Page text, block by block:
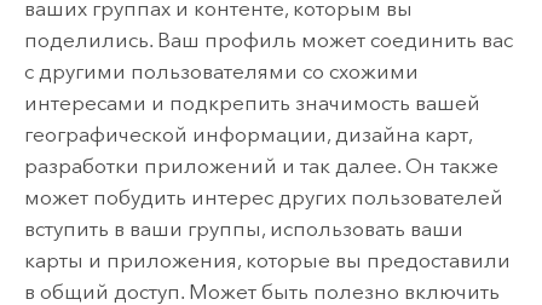
ваших группах и контенте, которым вы
поделились. Ваш профиль может соединить вас
с другими пользователями со схожими
интересами и подкрепить значимость вашей
географической информации, дизайна карт,
разработки приложений и так далее. Он также
может побудить интерес других пользователей
вступить в ваши группы, использовать ваши
карты и приложения, которые вы предоставили
в общий доступ. Может быть полезно включить